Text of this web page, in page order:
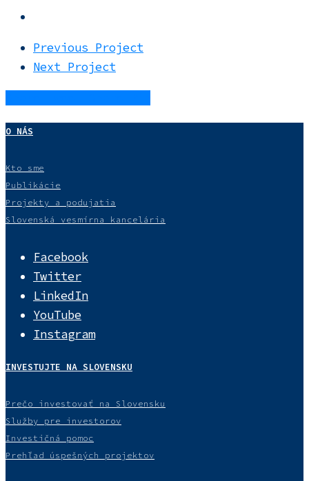
Previous Project
Next Project
O NÁS
Kto sme
Publikácie
Projekty a podujatia
Slovenská vesmírna kancelária
Facebook
Twitter
LinkedIn
YouTube
Instagram
INVESTUJTE NA SLOVENSKU
Prečo investovať na Slovensku
Služby pre investorov
Investičná pomoc
Prehľad úspešných projektov